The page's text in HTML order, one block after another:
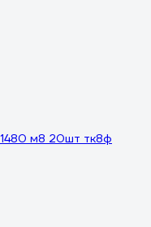
м8 20шт тк8ф